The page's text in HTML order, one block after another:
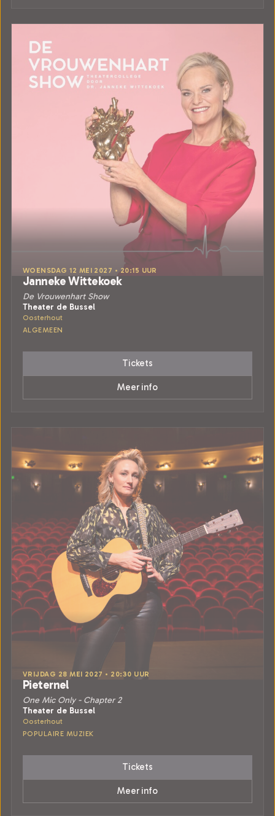
WOENSDAG 12 MEI 2027 • 20:15 UUR
Janneke Wittekoek
De Vrouwenhart Show
Theater de Bussel
Oosterhout
ALGEMEEN
Tickets
Meer info
VRIJDAG 28 MEI 2027 • 20:30 UUR
Pieternel
One Mic Only - Chapter 2
Theater de Bussel
Oosterhout
POPULAIRE MUZIEK
Tickets
Meer info